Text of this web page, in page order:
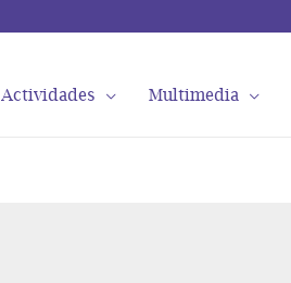
Actividades Multimedia